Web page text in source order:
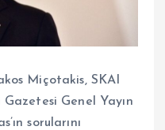
Miçotakis, SKAI
Genel Yayın
sorularını